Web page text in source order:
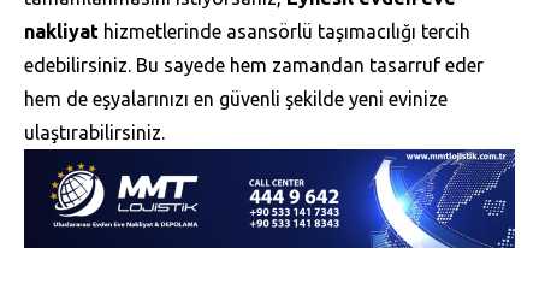
nakliyat hizmetlerinde asansörlü taşımacılığı tercih
edebilirsiniz. Bu sayede hem zamandan tasarruf eder
hem de eşyalarınızı en güvenli şekilde yeni evinize
ulaştırabilirsiniz.